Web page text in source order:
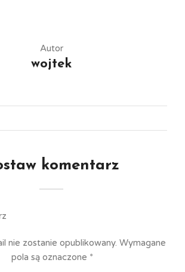
Autor
wojtek
komentarz
nie zostanie opublikowany. Wymagane
pola są oznaczone *